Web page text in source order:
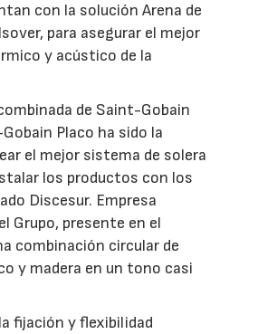
con la solución Arena de
para asegurar el mejor
y acústico de la
de Saint-Gobain
Placo ha sido la
el mejor sistema de solera
los productos con los
Discesur. Empresa
Grupo, presente en el
combinación circular de
y madera en un tono casi
fijación y flexibilidad